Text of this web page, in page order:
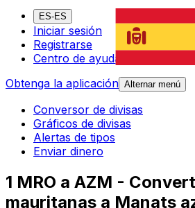
ES-ES
Iniciar sesión
Registrarse
Centro de ayuda
Obtenga la aplicación Alternar menú
Conversor de divisas
Gráficos de divisas
Alertas de tipos
Enviar dinero
1 MRO a AZM -
mauritanas a Manats